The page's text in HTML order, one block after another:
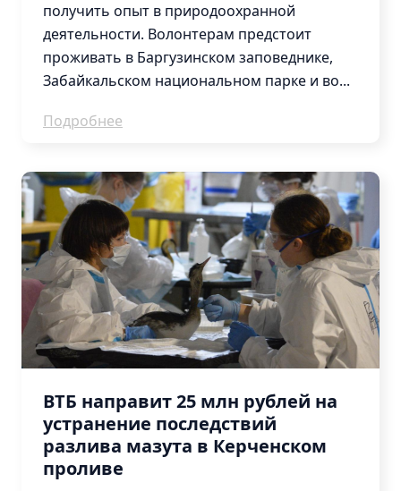
местным
Экологический
туризм
Просвещение
Наука
Обучение
Центр
знаний
Вебинары
Библиотека
Курсы
ООПТ
Карта
получить опыт в природоохранной
деятельности. Волонтерам предстоит
проживать в Баргузинском заповеднике,
Забайкальском национальном парке и во...
Подробнее
ВТБ направит 25 млн рублей на
устранение последствий
разлива мазута в Керченском
проливе